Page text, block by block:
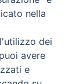
nella
dei
avere
e